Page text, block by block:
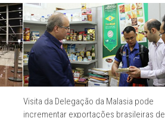
Visita da Delegação da Malasia pode
incrementar exportações brasileiras de